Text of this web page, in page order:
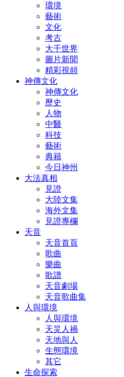
環境
藝術
文化
考古
大千世界
圖片新聞
精彩視頻
神傳文化
神傳文化
歷史
人物
中醫
科技
藝術
典籍
今日神州
大法真相
見證
大陸文集
海外文集
見證專欄
天音
天音首頁
歌曲
樂曲
歌譜
天音劇場
天音歌曲集
人與環境
人與環境
天災人禍
天地與人
生態環境
其它
生命探索